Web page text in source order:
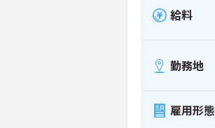
給料
勤務地
雇用形態